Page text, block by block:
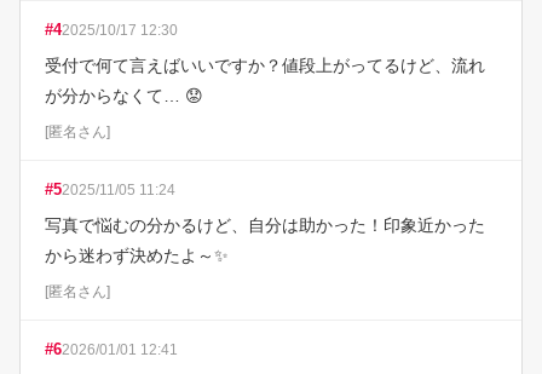
#42025/10/17 12:30
受付で何て言えばいいですか？値段上がってるけど、流れ
が分からなくて… 😟
[匿名さん]
#52025/11/05 11:24
写真で悩むの分かるけど、自分は助かった！印象近かった
から迷わず決めたよ～✨
[匿名さん]
#62026/01/01 12:41